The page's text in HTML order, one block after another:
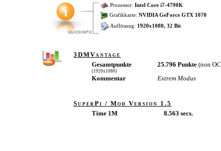
Prozessor: Intel Core i7-4790K
Grafikkarte: NVIDIA GeForce GTX 1070
Auflösung: 1920x1080, 32 Bit
3DMVantage
Gesamtpunkte
(1920x1080)
25.796 Punkte (non
Kommentar
Extrem Modus
SuperPi / Mod Version 1.5
Time 1M
8.563 secs.